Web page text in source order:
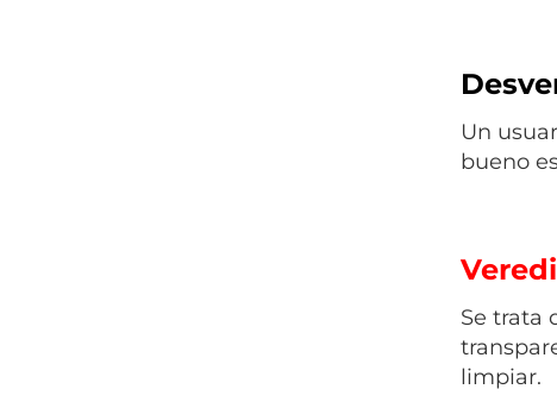
Un
bueno
Se trata
limpiar.